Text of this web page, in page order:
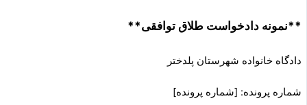
**نمونه دادخواست طلاق توافقی**
دادگاه خانواده شهرستان پلدختر
شماره پرونده: [شماره پرونده]